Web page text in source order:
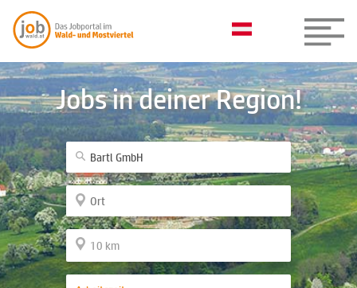
Jobs in deiner Region!